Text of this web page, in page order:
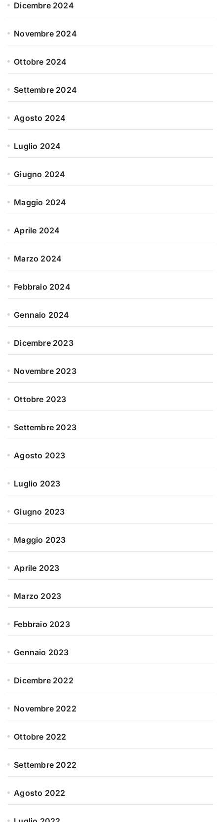
Dicembre 2024
Novembre 2024
Ottobre 2024
Settembre 2024
Agosto 2024
Luglio 2024
Giugno 2024
Maggio 2024
Aprile 2024
Marzo 2024
Febbraio 2024
Gennaio 2024
Dicembre 2023
Novembre 2023
Ottobre 2023
Settembre 2023
Agosto 2023
Luglio 2023
Giugno 2023
Maggio 2023
Aprile 2023
Marzo 2023
Febbraio 2023
Gennaio 2023
Dicembre 2022
Novembre 2022
Ottobre 2022
Settembre 2022
Agosto 2022